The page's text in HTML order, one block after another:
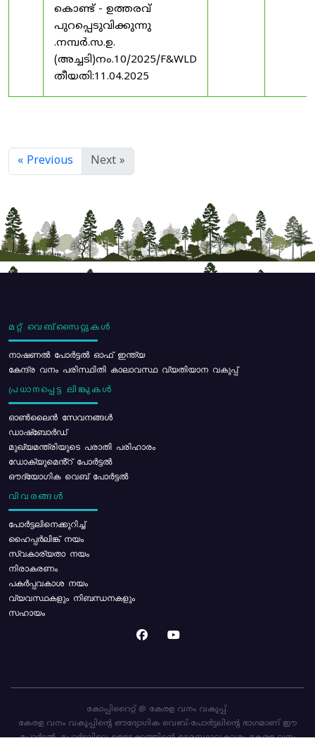
കൊണ്ട് - ഉത്തരവ്
പുറപ്പെടുവിക്കുന്നു
.നമ്പർ.സ.ഉ.
(അച്ചടി)നം.10/2025/F&WLD
തീയതി:11.04.2025
« Previous Next »
മറ്റ് വെബ്സൈറ്റുകൾ
നാഷണൽ പോർട്ടൽ ഓഫ് ഇന്ത്യ
കേന്ദ്ര വനം പരിസ്ഥിതി കാലാവസ്ഥ വ്യതിയാന വകുപ്പ്
പ്രധാനപ്പെട്ട ലിങ്കുകൾ
ഓൺലൈൻ സേവനങ്ങൾ
ഡാഷ്ബോർഡ്
മുഖ്യമന്ത്രിയുടെ പരാതി പരിഹാരം
ഡോക്യുമെൻ്റ് പോർട്ടൽ
ഔദ്യോഗിക വെബ് പോർട്ടൽ
വിവരങ്ങൾ
പോര്‍ട്ടലിനെക്കുറിച്ച്
ഹൈപ്പർലിങ്ക് നയം
സ്വകാര്യതാ നയം
നിരാകരണം
പകർപ്പവകാശ നയം
വ്യവസ്ഥകളും നിബന്ധനകളും
സഹായം
കോപ്പിറൈറ്റ് @ കേരള വനം വകുപ്പ്.
കേരള വനം വകുപ്പിന്റെ ഔദ്യോഗിക വെബ്-പോർട്ടലിന്റെ ഭാഗമാണ് ഈ
പോർട്ടൽ. പോർട്ടലിലെ ഉള്ളടക്കത്തിന്റെ ഉടമസ്ഥാവകാശം കേരള വനം